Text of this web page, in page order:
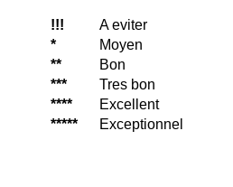
!!!
A eviter
*
Moyen
**
Bon
***
Tres bon
****
Excellent
*****
Exceptionnel